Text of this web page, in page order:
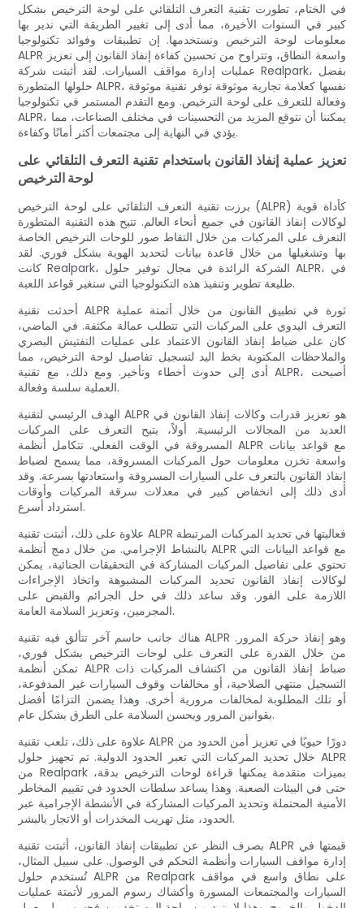
في الختام، تطورت تقنية التعرف التلقائي على لوحة الترخيص بشكل
كبير في السنوات الأخيرة، مما أدى إلى تغيير الطريقة التي ندير بها
معلومات لوحة الترخيص ونستخدمها. إن تطبيقات وفوائد تكنولوجيا
ALPR واسعة النطاق، وتتراوح من تحسين كفاءة إنفاذ القانون إلى تعزيز
عمليات إدارة مواقف السيارات. لقد أثبتت شركة Realpark، بفضل
حلولها المتطورة ALPR، نفسها كعلامة تجارية موثوقة توفر تقنية موثوقة
وفعالة للتعرف على لوحة الترخيص. ومع التقدم المستمر في تكنولوجيا
ALPR، يمكننا أن نتوقع المزيد من التحسينات في مختلف الصناعات، مما
يؤدي في النهاية إلى مجتمعات أكثر أمانًا وكفاءة.
تعزيز عملية إنفاذ القانون باستخدام تقنية التعرف التلقائي على
لوحة الترخيص
برزت تقنية التعرف التلقائي على لوحة الترخيص (ALPR) كأداة قوية
لوكالات إنفاذ القانون في جميع أنحاء العالم. تتيح هذه التقنية المتطورة
التعرف على المركبات من خلال التقاط صور للوحات الترخيص الخاصة
بها وتشغيلها من خلال قاعدة بيانات لتحديد الهوية بشكل فوري. لقد
كانت Realpark، الشركة الرائدة في مجال توفير حلول ALPR، في
طليعة تطوير وتنفيذ هذه التكنولوجيا التي ستغير قواعد اللعبة.
أحدثت تقنية ALPR ثورة في تطبيق القانون من خلال أتمتة عملية
التعرف اليدوي على المركبات التي تتطلب عمالة مكثفة. في الماضي،
كان على ضباط إنفاذ القانون الاعتماد على عمليات التفتيش البصري
والملاحظات المكتوبة بخط اليد لتسجيل تفاصيل لوحة الترخيص، مما
أدى إلى حدوث أخطاء وتأخير. ومع ذلك، مع تقنية ALPR، أصبحت
العملية سلسة وفعالة.
الهدف الرئيسي لتقنية ALPR هو تعزيز قدرات وكالات إنفاذ القانون في
العديد من المجالات الرئيسية. أولاً، يتيح التعرف على المركبات
المسروقة في الوقت الفعلي. تتكامل أنظمة ALPR مع قواعد بيانات
واسعة تخزن معلومات حول المركبات المسروقة، مما يسمح لضباط
إنفاذ القانون بالتعرف على السيارات المسروقة واستعادتها بسرعة. وقد
أدى ذلك إلى انخفاض كبير في معدلات سرقة المركبات وأوقات
استرداد أسرع.
علاوة على ذلك، أثبتت تقنية ALPR فعاليتها في تحديد المركبات المرتبطة
بالنشاط الإجرامي. من خلال دمج أنظمة ALPR مع قواعد البيانات التي
تحتوي على تفاصيل المركبات المشاركة في التحقيقات الجنائية، يمكن
لوكالات إنفاذ القانون تحديد المركبات المشبوهة واتخاذ الإجراءات
اللازمة على الفور. وقد ساعد ذلك في حل الجرائم والقبض على
المجرمين، وتعزيز السلامة العامة.
هناك جانب حاسم آخر تتألق فيه تقنية ALPR وهو إنفاذ حركة المرور.
من خلال القدرة على التعرف على لوحات الترخيص بشكل فوري،
تمكن أنظمة ALPR ضباط إنفاذ القانون من اكتشاف المركبات ذات
التسجيل منتهي الصلاحية، أو مخالفات وقوف السيارات غير المدفوعة،
أو تلك المطلوبة لمخالفات مرورية أخرى. وهذا يضمن التزامًا أفضل
بقوانين المرور ويحسن السلامة على الطرق بشكل عام.
علاوة على ذلك، تلعب تقنية ALPR دورًا حيويًا في تعزيز أمن الحدود من
خلال تحديد المركبات التي تعبر الحدود الدولية. تم تجهيز حلول ALPR
من Realpark بميزات متقدمة يمكنها قراءة لوحات الترخيص بدقة،
حتى في البيئات الصعبة. وهذا يساعد سلطات الحدود في تقييم المخاطر
الأمنية المحتملة وتحديد المركبات المشاركة في الأنشطة الإجرامية عبر
الحدود، مثل تهريب المخدرات أو الاتجار بالبشر.
بصرف النظر عن تطبيقات إنفاذ القانون، أثبتت تقنية ALPR قيمتها في
إدارة مواقف السيارات وأنظمة التحكم في الوصول. على سبيل المثال،
تُستخدم حلول ALPR من Realpark على نطاق واسع في مواقف
السيارات والمجتمعات المسورة وأكشاك رسوم المرور لأتمتة عمليات